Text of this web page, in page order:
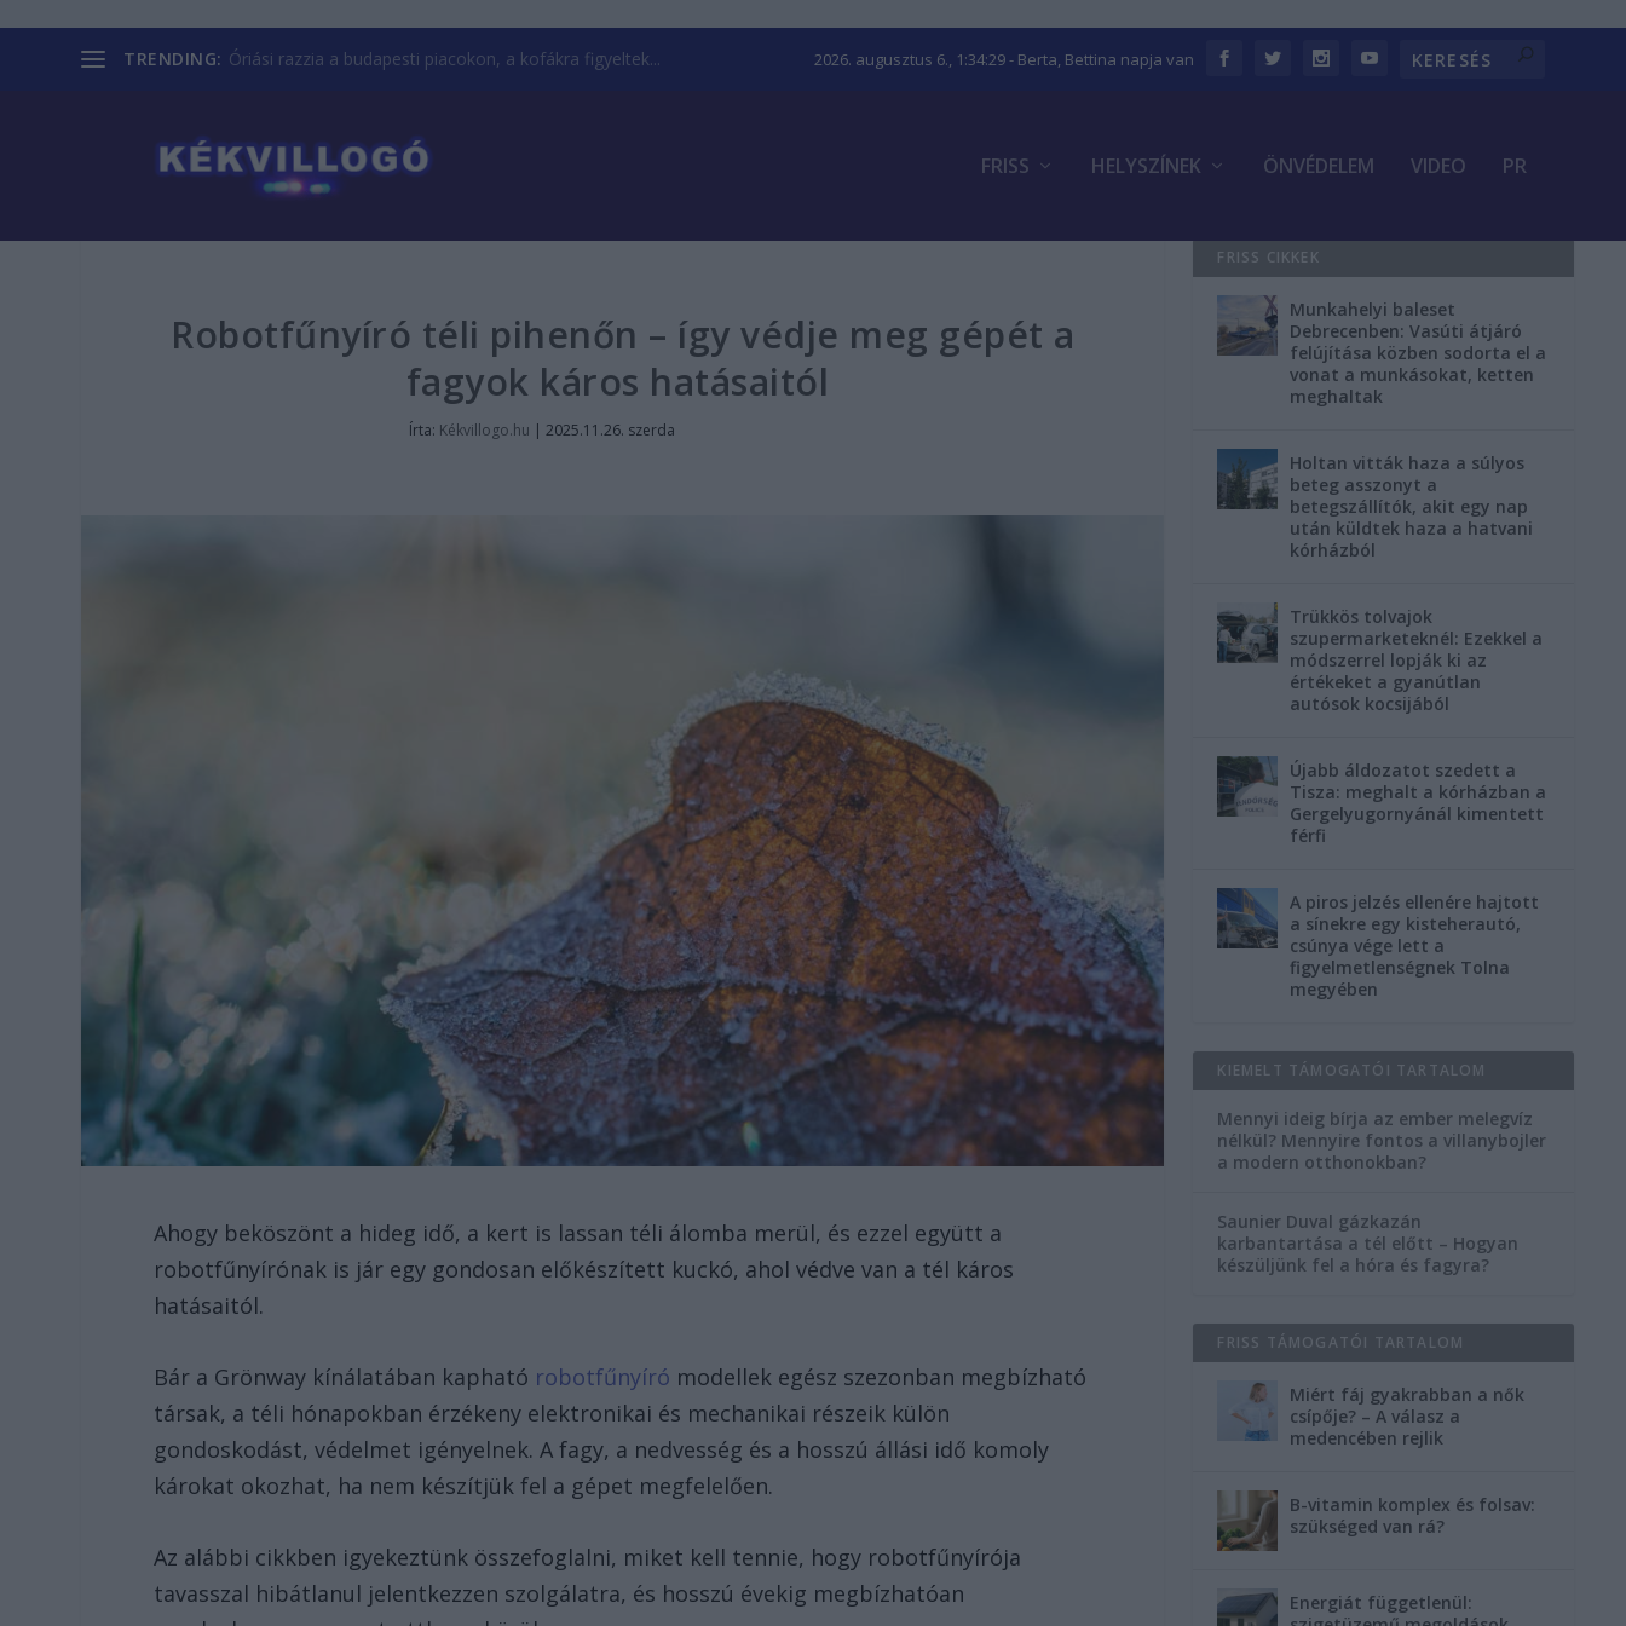
TRENDING: Óriási razzia a budapesti piacokon, a kofákra figyeltek... 2026. augusztus 6., 1:34:30- Berta, Bettina napja van
FRISS HELYSZÍNEK ÖNVÉDELEM VIDEO PR
Robotfűnyíró téli pihenőn – így védje meg gépét a
fagyok káros hatásaitól
Írta: Kékvillogo.hu |2025.11.26. szerda
Ahogy beköszönt a hideg idő, a kert is lassan téli álomba merül, és ezzel együtt a
robotfűnyírónak is jár egy gondosan előkészített kuckó, ahol védve van a tél káros
hatásaitól.
Bár a Grönway kínálatában kapható robotfűnyíró modellek egész szezonban megbízható
társak, a téli hónapokban érzékeny elektronikai és mechanikai részeik külön
gondoskodást, védelmet igényelnek. A fagy, a nedvesség és a hosszú állási idő komoly
károkat okozhat, ha nem készítjük fel a gépet megfelelően.
Az alábbi cikkben igyekeztünk összefoglalni, miket kell tennie, hogy robotfűnyírója
tavasszal hibátlanul jelentkezzen szolgálatra, és hosszú évekig megbízhatóan
FRISS CIKKEK
Munkahelyi baleset
Debrecenben: Vasúti átjáró
felújítása közben sodorta el a
vonat a munkásokat, ketten
meghaltak
Holtan vitták haza a súlyos
beteg asszonyt a
betegszállítók, akit egy nap
után küldtek haza a hatvani
kórházból
Trükkös tolvajok
szupermarketeknél: Ezekkel a
módszerrel lopják ki az
értékeket a gyanútlan
autósok kocsijából
Újabb áldozatot szedett a
Tisza: meghalt a kórházban a
Gergelyugornyánál kimentett
férfi
A piros jelzés ellenére hajtott
a sínekre egy kisteherautó,
csúnya vége lett a
figyelmetlenségnek Tolna
megyében
KIEMELT TÁMOGATÓI TARTALOM
Mennyi ideig bírja az ember melegvíz
nélkül? Mennyire fontos a villanybojler
a modern otthonokban?
Saunier Duval gázkazán
karbantartása a tél előtt – Hogyan
készüljünk fel a hóra és fagyra?
FRISS TÁMOGATÓI TARTALOM
Miért fáj gyakrabban a nők
csípője? – A válasz a
medencében rejlik
B-vitamin komplex és folsav:
szükséged van rá?
Energiát függetlenül: